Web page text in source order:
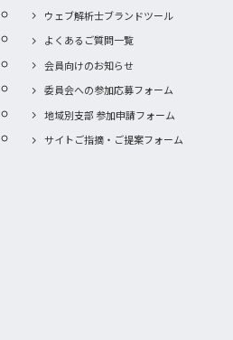
ウェブ解析士ブランドツール
よくあるご質問一覧
会員向けのお知らせ
委員会への参加応募フォーム
地域別支部 参加申請フォーム
サイトご指摘・ご提案フォーム